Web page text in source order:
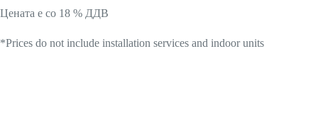
Цената е со 18 % ДДВ
*Prices do not include installation services and indoor units